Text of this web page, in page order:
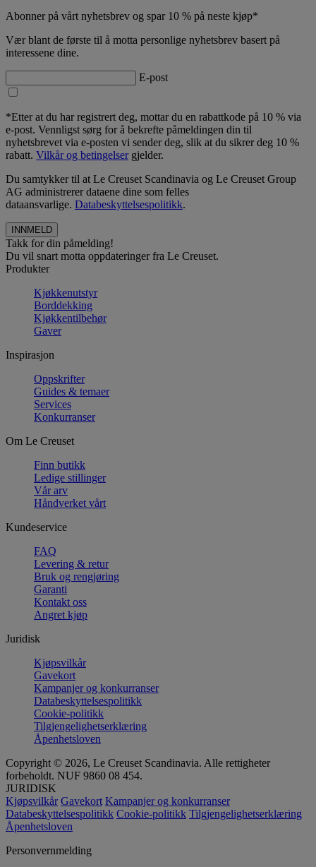
Abonner på vårt nyhetsbrev og spar 10 % på neste kjøp*
Vær blant de første til å motta personlige nyhetsbrev basert på
interessene dine.
E-post
*Etter at du har registrert deg, mottar du en rabattkode på 10 % via
e-post. Vennligst sørg for å bekrefte påmeldingen din til
nyhetsbrevet via e-posten vi sender deg, slik at du sikrer deg 10 %
rabatt. Vilkår og betingelsergjelder.
Du samtykker til at Le Creuset Scandinavia og Le Creuset Group
AG administrerer dataene dine som felles
dataansvarlige. Databeskyttelsespolitikk.
Takk for din påmelding!
Du vil snart motta oppdateringer fra Le Creuset.
Produkter
Kjøkkenutstyr
Borddekking
Kjøkkentilbehør
Gaver
Inspirasjon
Oppskrifter
Guides & temaer
Services
Konkurranser
Om Le Creuset
Finn butikk
Ledige stillinger
Vår arv
Håndverket vårt
Kundeservice
FAQ
Levering & retur
Bruk og rengjøring
Garanti
Kontakt oss
Angret kjøp
Juridisk
Kjøpsvilkår
Gavekort
Kampanjer og konkurranser
Databeskyttelsespolitikk
Cookie-politikk
Tilgjengelighetserklæring
Åpenhetsloven
Copyright © 2026, Le Creuset Scandinavia. Alle rettigheter
forbeholdt. NUF 9860 08 454.
JURIDISK
Kjøpsvilkår Gavekort Kampanjer og konkurranser
Databeskyttelsespolitikk Cookie-politikk Tilgjengelighetserklæring
Åpenhetsloven
Personvernmelding